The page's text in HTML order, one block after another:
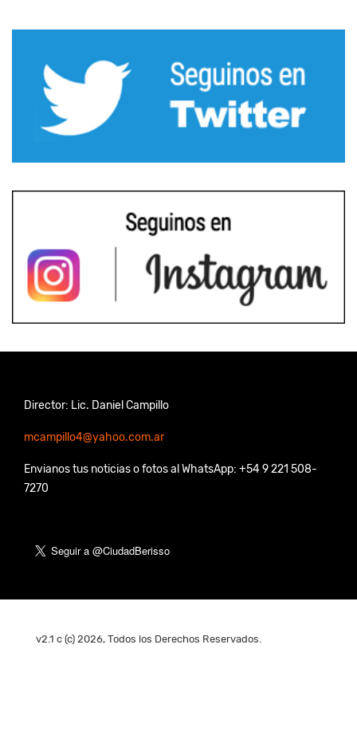
Director: Lic. Daniel Campillo
mcampillo4@yahoo.com.ar
Envianos tus noticias o fotos al WhatsApp: +54 9 221 508-
7270
v2.1 c (c) 2026, Todos los Derechos Reservados.